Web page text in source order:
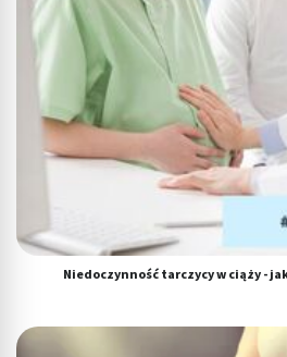
Niedoczynność tarczycy w ciąży -